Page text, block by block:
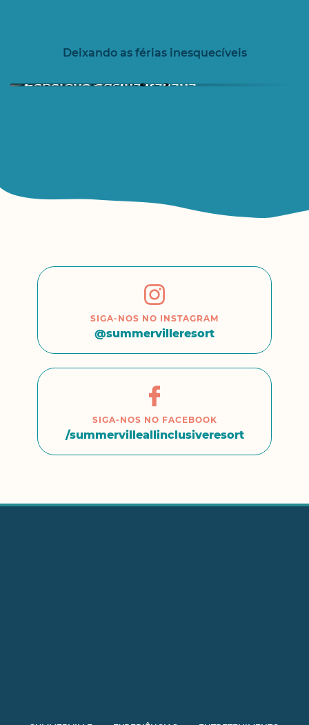
Deixando as férias inesquecíveis
Peperone Cucina Italiana
SIGA-NOS NO INSTAGRAM
@summervilleresort
SIGA-NOS NO FACEBOOK
/summervilleallinclusiveresort